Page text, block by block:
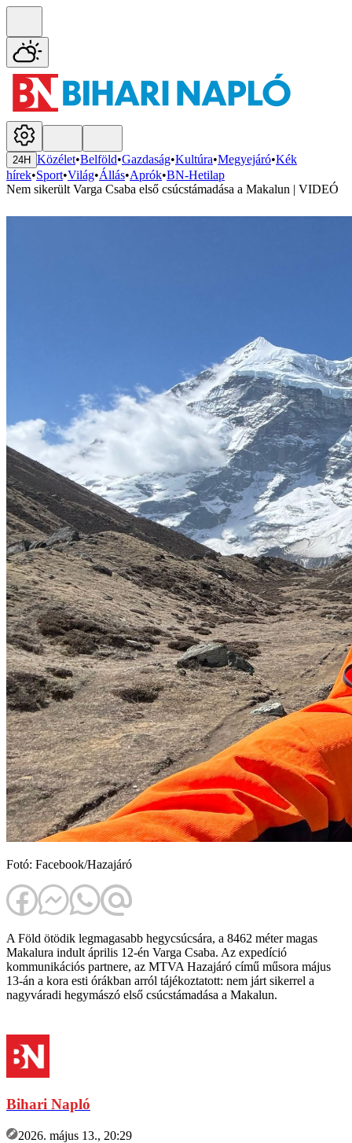
24H Közélet•Belföld•Gazdaság•Kultúra•Megyejáró•Kék
hírek•Sport•Világ•Állás•Aprók•BN-Hetilap
Nem sikerült Varga Csaba első csúcstámadása a Makalun | VIDEÓ
Fotó: Facebook/Hazajáró
A Föld ötödik legmagasabb hegycsúcsára, a 8462 méter magas
Makalura indult április 12-én Varga Csaba. Az expedíció
kommunikációs partnere, az MTVA Hazajáró című műsora május
13-án a kora esti órákban arról tájékoztatott: nem járt sikerrel a
nagyváradi hegymászó első csúcstámadása a Makalun.
Bihari Napló
2026. május 13., 20:29